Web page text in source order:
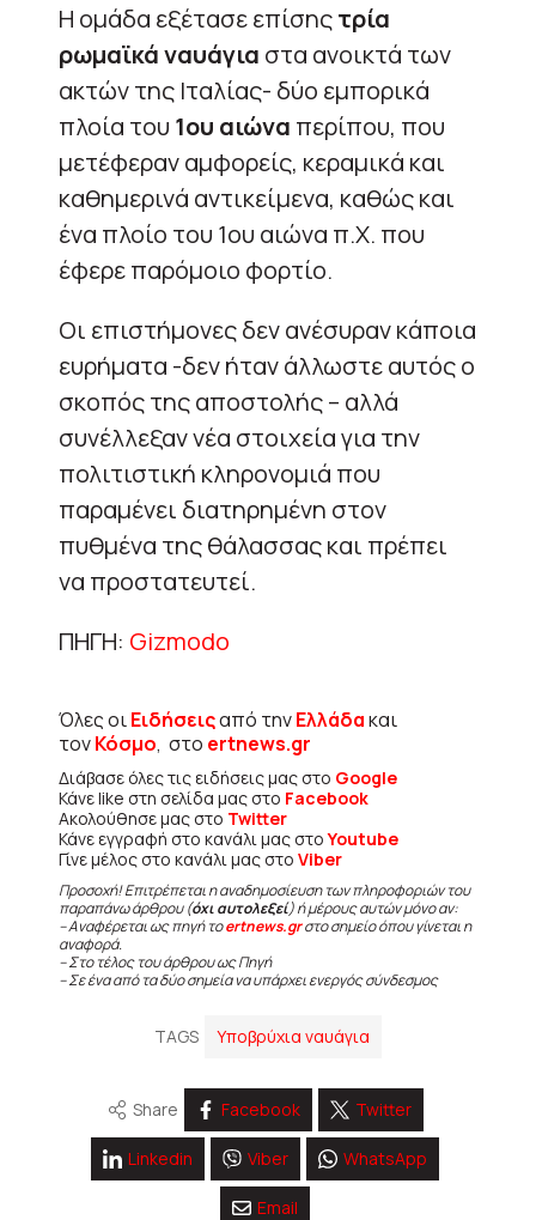
Η ομάδα εξέτασε επίσηςτρία
ρωμαϊκά ναυάγια στα ανοικτά των
ακτών της Ιταλίας- δύο εμπορικά
πλοία του 1ου αιώνα περίπου, που
μετέφεραν αμφορείς, κεραμικά και
καθημερινά αντικείμενα, καθώς και
ένα πλοίο του 1ου αιώνα π.Χ. που
έφερε παρόμοιο φορτίο.
Οι επιστήμονες δεν ανέσυραν κάποια
ευρήματα -δεν ήταν άλλωστε αυτός ο
σκοπός της αποστολής – αλλά
συνέλλεξαν νέα στοιχεία για την
πολιτιστική κληρονομιά που
παραμένει διατηρημένη στον
πυθμένα της θάλασσας και πρέπει
να προστατευτεί.
ΠΗΓΗ: Gizmodo
Όλες οιΕιδήσειςαπό τηνΕλλάδακαι
τονΚόσμο, στο ertnews.gr
Διάβασε όλες τις ειδήσεις μας στο Google
Κάνε like στη σελίδα μας στο Facebook
Ακολούθησε μας στο Twitter
Κάνε εγγραφή στο κανάλι μας στοYoutube
Γίνε μέλος στο κανάλι μας στο Viber
Προσοχή! Επιτρέπεται η αναδημοσίευση των πληροφοριών του
παραπάνω άρθρου (όχι αυτολεξεί) ή μέρους αυτών μόνο αν:
– Αναφέρεται ως πηγή τοertnews.grστο σημείο όπου γίνεται η
αναφορά.
– Στο τέλος του άρθρου ως Πηγή
– Σε ένα από τα δύο σημεία να υπάρχει ενεργός σύνδεσμος
TAGS Υποβρύχια ναυάγια
Share Facebook Twitter
Linkedin Viber WhatsApp
Email